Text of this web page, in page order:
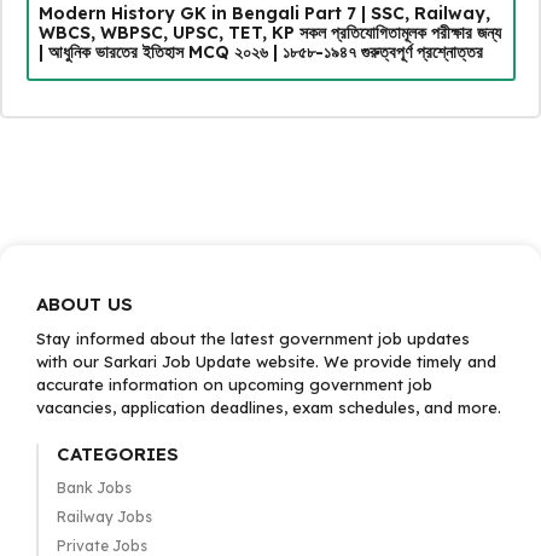
Modern History GK in Bengali Part 7 | SSC, Railway,
WBCS, WBPSC, UPSC, TET, KP সকল প্রতিযোগিতামূলক পরীক্ষার জন্য
| আধুনিক ভারতের ইতিহাস MCQ ২০২৬ | ১৮৫৮-১৯৪৭ গুরুত্বপূর্ণ প্রশ্নোত্তর
ABOUT US
Stay informed about the latest government job updates
with our Sarkari Job Update website. We provide timely and
accurate information on upcoming government job
vacancies, application deadlines, exam schedules, and more.
CATEGORIES
Bank Jobs
Railway Jobs
Private Jobs